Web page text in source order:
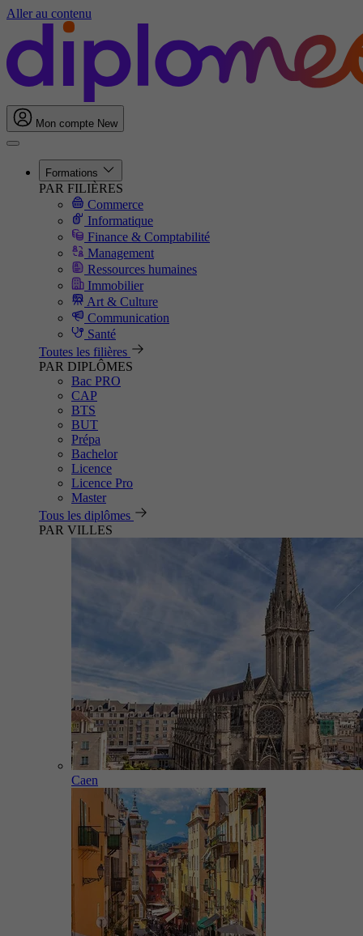
Aller au contenu
Mon compte New
Formations
PAR FILIÈRES
Commerce
Informatique
Finance & Comptabilité
Management
Ressources humaines
Immobilier
Art & Culture
Communication
Santé
Toutes les filières
PAR DIPLÔMES
Bac PRO
CAP
BTS
BUT
Prépa
Bachelor
Licence
Licence Pro
Master
Tous les diplômes
PAR VILLES
Caen